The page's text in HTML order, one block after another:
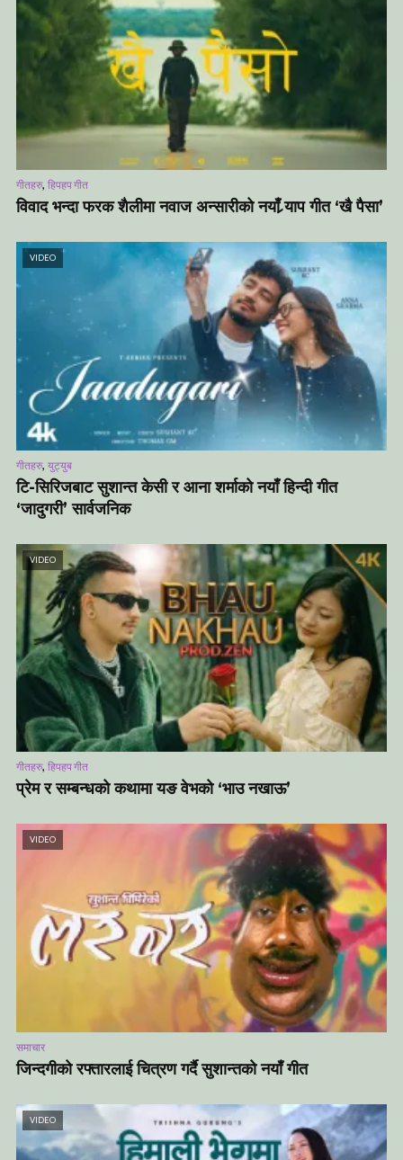
गीतहरु, हिपहप गीत
विवाद भन्दा फरक शैलीमा नवाज अन्सारीको नयाँ र्‍याप गीत ‘खै पैसा’
VIDEO
गीतहरु, युट्युब
टि-सिरिजबाट सुशान्त केसी र आना शर्माको नयाँ हिन्दी गीत
‘जादुगरी’ सार्वजनिक
VIDEO
गीतहरु, हिपहप गीत
प्रेम र सम्बन्धको कथामा यङ वेभको ‘भाउ नखाऊ’
VIDEO
समाचार
जिन्दगीको रफ्तारलाई चित्रण गर्दै सुशान्तको नयाँ गीत
VIDEO